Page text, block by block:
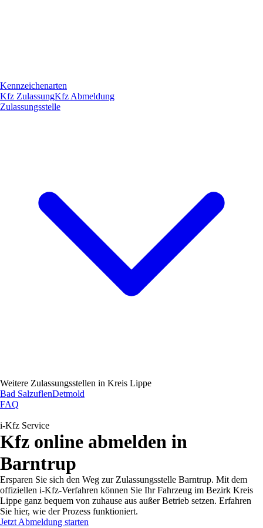
Kennzeichenarten
Kfz ZulassungKfz Abmeldung
Zulassungsstelle
Weitere Zulassungsstellen in Kreis Lippe
Bad SalzuflenDetmold
FAQ
i-Kfz Service
Kfz online abmelden in
Barntrup
Ersparen Sie sich den Weg zur Zulassungsstelle Barntrup. Mit dem
offiziellen i-Kfz-Verfahren können Sie Ihr Fahrzeug im Bezirk Kreis
Lippe ganz bequem von zuhause aus außer Betrieb setzen. Erfahren
Sie hier, wie der Prozess funktioniert.
Jetzt Abmeldung starten